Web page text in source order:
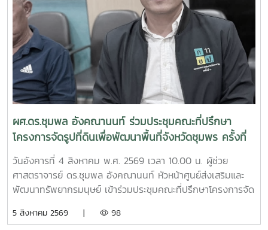
ผศ.ดร.ชุมพล อังคณานนท์ ร่วมประชุมคณะที่ปรึกษา
โครงการจัดรูปที่ดินเพื่อพัฒนาพื้นที่จังหวัดชุมพร ครั้งที่
2/2569
วันอังคารที่ 4 สิงหาคม พ.ศ. 2569 เวลา 10.00 น. ผู้ช่วย
ศาสตราจารย์ ดร.ชุมพล อังคณานนท์ หัวหน้าศูนย์ส่งเสริมและ
พัฒนาทรัพยากรมนุษย์ เข้าร่วมประชุมคณะที่ปรึกษาโครงการจัด
รวม สาย ก3 และ ก4ในเขตผังเมืองรวมชุมชนปากน้ำหลังสวน
5 สิงหาคม 2569 | 98